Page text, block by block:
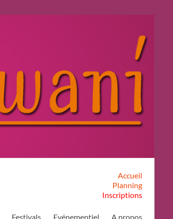
Accueil
Planning
Inscriptions
Festivals Evénementiel A propos